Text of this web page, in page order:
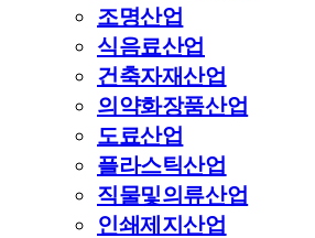
조명산업
식음료산업
건축자재산업
의약화장품산업
도료산업
플라스틱산업
직물및의류산업
인쇄제지산업